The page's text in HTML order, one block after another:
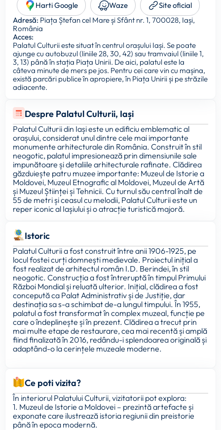
Despre Palatul Culturii, Iași
Palatul Culturii din Iași este un edificiu emblematic al
orașului, considerat unul dintre cele mai importante
monumente arhitecturale din România. Construit în stil
neogotic, palatul impresionează prin dimensiunile sale
impunătoare și detaliile arhitecturale rafinate. Clădirea
găzduiește patru muzee importante: Muzeul de Istorie a
Moldovei, Muzeul Etnografic al Moldovei, Muzeul de Artă
și Muzeul Științei și Tehnicii. Cu turnul său central înalt de
55 de metri și ceasul cu melodii, Palatul Culturii este un
reper iconic al Iașiului și o atracție turistică majoră.
Istoric
Palatul Culturii a fost construit între anii 1906-1925, pe
locul fostei curți domnești medievale. Proiectul inițial a
fost realizat de arhitectul român I.D. Berindei, în stil
neogotic. Construcția a fost întreruptă în timpul Primului
Război Mondial și reluată ulterior. Inițial, clădirea a fost
concepută ca Palat Administrativ și de Justiție, dar
destinația sa s-a schimbat de-a lungul timpului. În 1955,
palatul a fost transformat în complex muzeal, funcție pe
care o îndeplinește și în prezent. Clădirea a trecut prin
mai multe etape de restaurare, cea mai recentă și amplă
fiind finalizată în 2016, redându-i splendoarea originală și
adaptând-o la cerințele muzeale moderne.
Ce poti vizita?
În interiorul Palatului Culturii, vizitatorii pot explora:
1. Muzeul de Istorie a Moldovei – prezintă artefacte și
exponate care ilustrează istoria regiunii din preistorie
până în epoca modernă.
Harti Google Waze
Site oficial
Adresă: Piața Ștefan cel Mare și Sfânt nr. 1, 700028, Iași,
România
Acces:
Palatul Culturii este situat în centrul orașului Iași. Se poate
ajunge cu autobuzul (liniile 28, 30, 42) sau tramvaiul (liniile 1,
3, 13) până în stația Piața Unirii. De aici, palatul este la
câteva minute de mers pe jos. Pentru cei care vin cu mașina,
există parcări publice în apropiere, în Piața Unirii și pe străzile
adiacente.